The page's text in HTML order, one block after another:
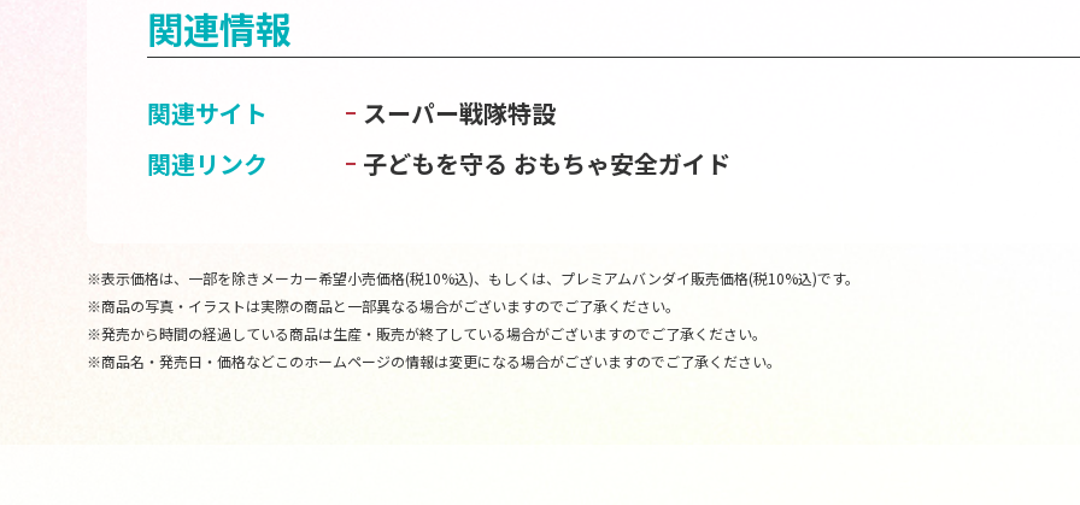
関連情報
関連サイト
スーパー戦隊特設
関連リンク
子どもを守る おもちゃ安全ガイド
※表示価格は、一部を除きメーカー希望小売価格(税10%込)、もしくは、プレミアムバンダイ販売価格(税10%込)です。
※商品の写真・イラストは実際の商品と一部異なる場合がございますのでご了承ください。
※発売から時間の経過している商品は生産・販売が終了している場合がございますのでご了承ください。
※商品名・発売日・価格などこのホームページの情報は変更になる場合がございますのでご了承ください。